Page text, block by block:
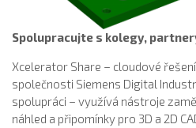
Spolupracujte s kolegy,
Xcelerator Share – cloudové
společnosti Siemens Digital
spolupráci – využívá nástroje
náhled a připomínky pro 3D a 2D